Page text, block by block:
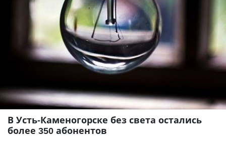
В Усть-Каменогорске без света остались
более 350 абонентов